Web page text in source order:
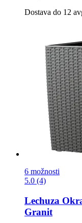
Dostava do 12
6 možnosti
5.0 (4)
Lechuza
Granit